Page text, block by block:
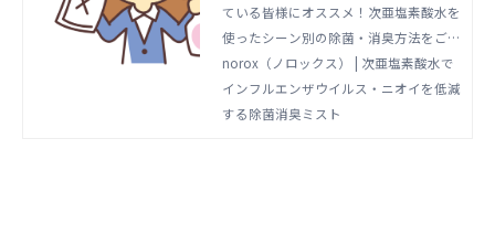
ックス） | 次亜塩素酸水でイ
ンフルエンザウイルス・ニオ
イを低減する除菌消臭ミスト
ている皆様にオススメ！次亜塩素酸水を
使ったシーン別の除菌・消臭方法をご紹
介いたします。
norox（ノロックス） | 次亜塩素酸水で
インフルエンザウイルス・ニオイを低減
する除菌消臭ミスト